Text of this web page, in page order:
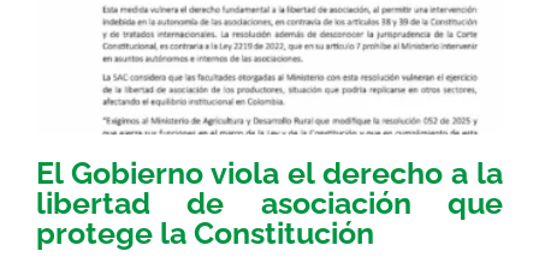
El Gobierno viola el derecho a la
libertad de asociación que
protege la Constitución